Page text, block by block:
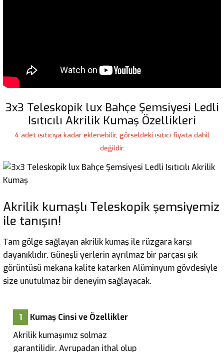
3x3 Teleskopik lux Bahçe Şemsiyesi Ledli
Isıtıcılı Akrilik Kumaş Özellikleri
4 adet ısıtıcıya kadar eklenebilir, görseldeki ısıtıcı fiyata dahil
değildir.
Akrilik kumaşlı Teleskopik şemsiyemiz
ile tanışın!
Tam gölge sağlayan akrilik kumaş ile rüzgara karşı
dayanıklıdır. Güneşli yerlerin ayrılmaz bir parçası şık
görüntüsü mekana kalite katarken Alüminyum gövdesiyle
size unutulmaz bir deneyim sağlayacak.
1
Kumaş Cinsi ve Özellikler
Akrilik kumaşımız solmaz
garantilidir. Avrupadan ithal olup